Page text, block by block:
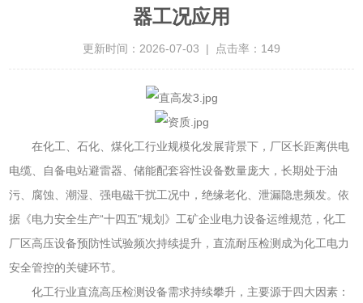
器工况应用
更新时间：2026-07-03 | 点击率：149
在化工、石化、煤化工行业规模化发展背景下，厂区长距离供电
电缆、自备电站避雷器、储能配套容性设备数量庞大，长期处于油
污、腐蚀、潮湿、强电磁干扰工况中，绝缘老化、泄漏隐患频发。依
据《电力安全生产“十四五"规划》工矿企业电力设备运维规范，化工
厂区高压设备预防性试验频次持续提升，直流耐压检测成为化工电力
安全管控的关键环节。
化工行业直流高压检测设备需求持续攀升，主要源于四大因素：